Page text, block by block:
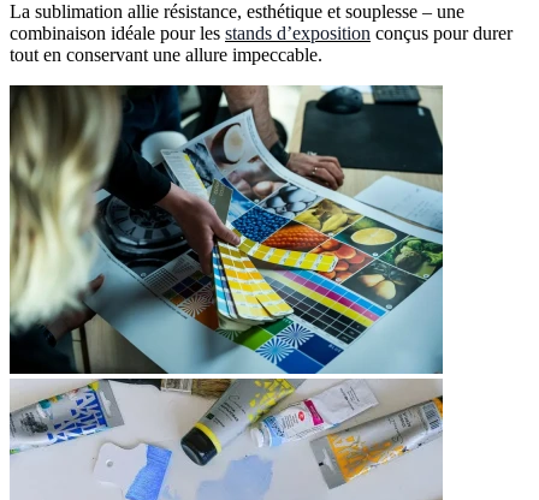
La sublimation allie résistance, esthétique et souplesse – une
combinaison idéale pour les stands d’exposition conçus pour durer
tout en conservant une allure impeccable.